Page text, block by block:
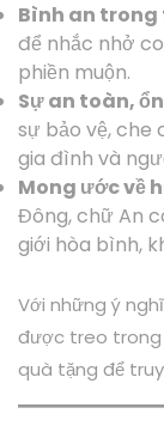
Bình an trong
để nhắc nhở
phiền muộn.
Sự an toàn,
sự bảo vệ, che
gia đình và
Mong ước về
Đông, chữ An
giới hòa bình,
Với những ý
được treo trong
quà tặng để